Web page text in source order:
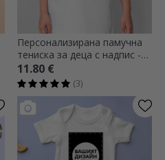
Персонализирана памучна
тениска за деца с надпис -
Абитуриент
11.80 €
(3)